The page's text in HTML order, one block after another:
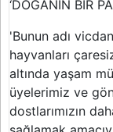
‘DOĞANIN BİR
'Bunun adı
hayvanları
altında yaşam
üyelerimiz ve
dostlarımızın